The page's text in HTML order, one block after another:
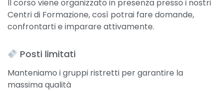
Il corso viene organizzato in presenza presso i nostri
Centri di Formazione, così potrai fare domande,
confrontarti e imparare attivamente.
Posti limitati
Manteniamo i gruppi ristretti per garantire la
massima qualità